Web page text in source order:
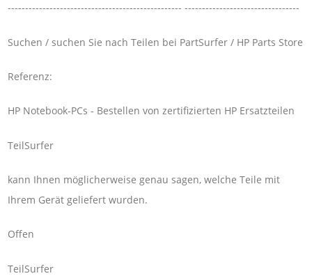
-------------------------------------------------- ---------------------------------
Suchen / suchen Sie nach Teilen bei PartSurfer / HP Parts Store
Referenz:
HP Notebook-PCs - Bestellen von zertifizierten HP Ersatzteilen
TeilSurfer
kann Ihnen möglicherweise genau sagen, welche Teile mit
Ihrem Gerät geliefert wurden.
Offen
TeilSurfer